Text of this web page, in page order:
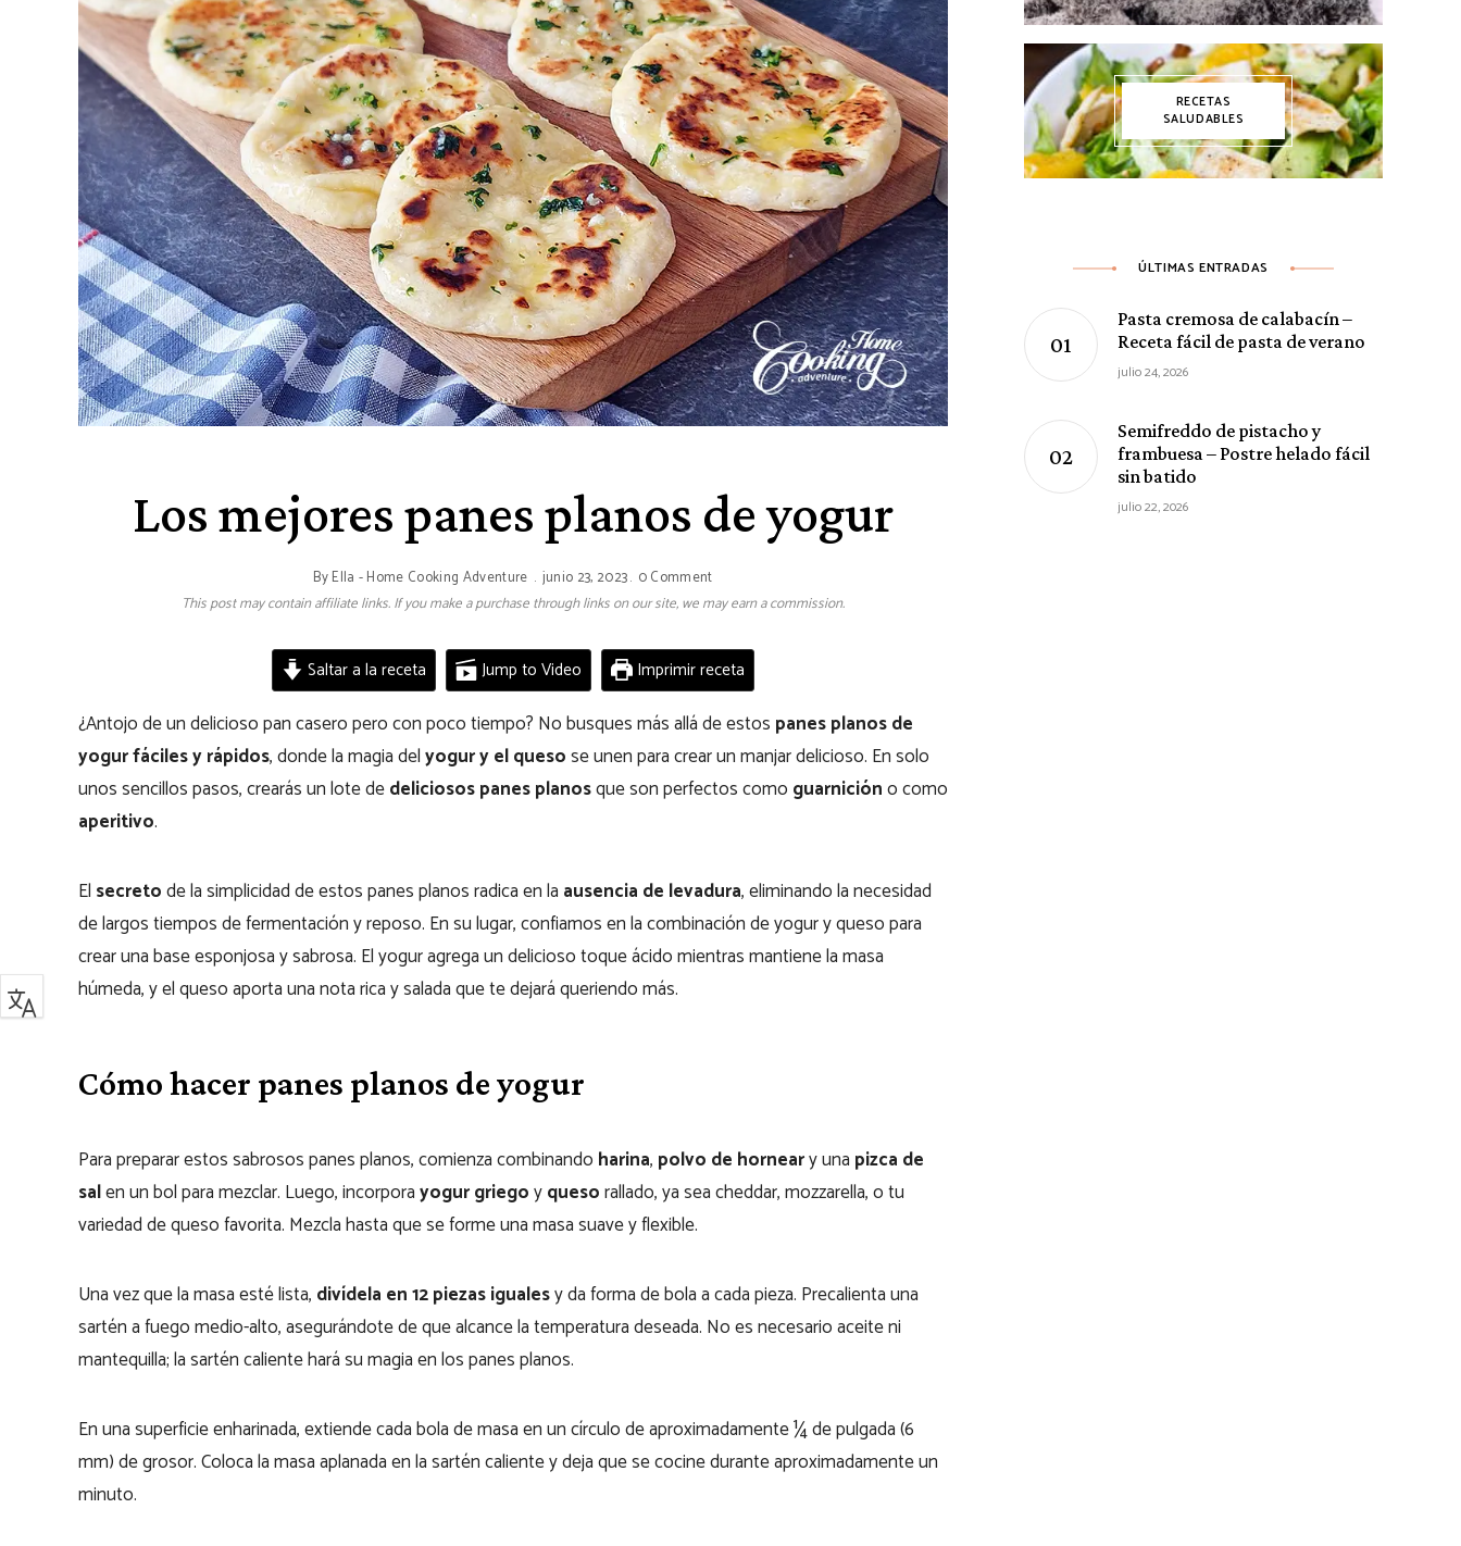
Los mejores panes planos de yogur
ByElla - Home Cooking Adventure junio 23, 2023 0 Comment
This post may contain affiliate links. If you make a purchase through links on our site, we may earn a commission.
Saltar a la receta Jump to Video Imprimir receta
¿Antojo de un delicioso pan casero pero con poco tiempo? No busques más allá de estos panes planos de
yogurfáciles y rápidos, donde la magia delyogur y el quesose unen para crear un manjar delicioso. En solo
unos sencillos pasos, crearás un lote dedeliciosos panes planosque son perfectos como guarnicióno como
aperitivo.
El secretode la simplicidad de estos panes planos radica en la ausencia de levadura, eliminando la necesidad
de largos tiempos de fermentación y reposo. En su lugar, confiamos en la combinación de yogur y queso para
crear una base esponjosa y sabrosa. El yogur agrega un delicioso toque ácido mientras mantiene la masa
húmeda, y el queso aporta una nota rica y salada que te dejará queriendo más.
Cómo hacer panes planos de yogur
Para preparar estos sabrosos panes planos, comienza combinando harina, polvo de horneary una pizca de
salen un bol para mezclar. Luego, incorporayogur griegoyquesorallado, ya sea cheddar, mozzarella, o tu
variedad de queso favorita. Mezcla hasta que se forme una masa suave y flexible.
Una vez que la masa esté lista, divídela en 12 piezas igualesy da forma de bola a cada pieza. Precalienta una
sartén a fuego medio-alto, asegurándote de que alcance la temperatura deseada. No es necesario aceite ni
mantequilla; la sartén caliente hará su magia en los panes planos.
En una superficie enharinada, extiende cada bola de masa en un círculo de aproximadamente ¼ de pulgada (6
mm) de grosor. Coloca la masa aplanada en la sartén caliente y deja que se cocine durante aproximadamente un
minuto.
RECETAS
SALUDABLES
ÚLTIMAS ENTRADAS
Pasta cremosa de calabacín –
Receta fácil de pasta de verano
julio 24, 2026
Semifreddo de pistacho y
frambuesa – Postre helado fácil
sin batido
julio 22, 2026